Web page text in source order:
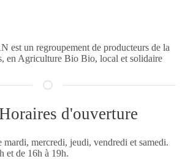
est un regroupement de producteurs de la
en Agriculture Bio Bio, local et solidaire
d'ouverture
mercredi, jeudi, vendredi et samedi.
et de 16h à 19h.